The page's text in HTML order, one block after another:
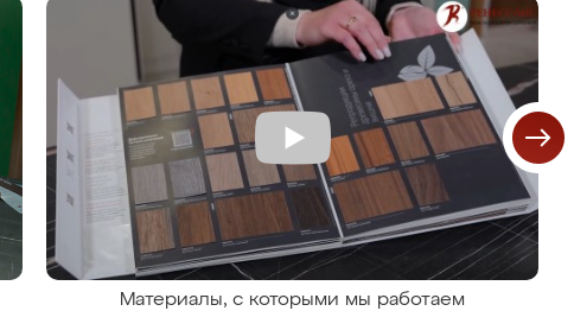
Материалы, с которыми мы работаем